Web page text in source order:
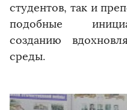
студентов, так и
подобные
созданию
среды.